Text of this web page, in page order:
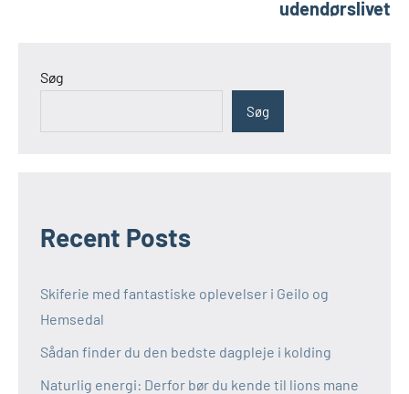
udendørslivet
Søg
Søg
Recent Posts
Skiferie med fantastiske oplevelser i Geilo og
Hemsedal
Sådan finder du den bedste dagpleje i kolding
Naturlig energi: Derfor bør du kende til lions mane